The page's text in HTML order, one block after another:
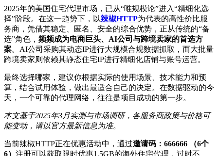
2025年的美国住宅代理市场，已从“唯规模论”进入“精细化选
择”阶段。在这一趋势下，以辣椒HTTP为代表的高性价比服
务商，凭借其稳定、匿名、安全的综合优势，正从传统的“备
选”角色， 频频成为电商巨头、AI公司与跨境卖家的首选方
案。AI公司采购其动态IP进行大规模合规数据抓取，而大批量
跨境卖家则依赖其静态住宅IP进行精细化店铺与账号运营。
最终选择哪家，建议你根据实际的使用场景、技术能力和预
算，结合试用体验，做出最适合自己的决定。在数据驱动的今
天，一个可靠的代理网络，往往是项目成功的第一步。
本文基于2025年3月实测与市场调研，各服务商政策与价格可
能变动，请以官方最新信息为准。
当前辣椒HTTP正在优惠活动中，通过邀请码：666666 （6个
6） 注册可以获取限时优惠1.5GB的海外住宅代理，过时不